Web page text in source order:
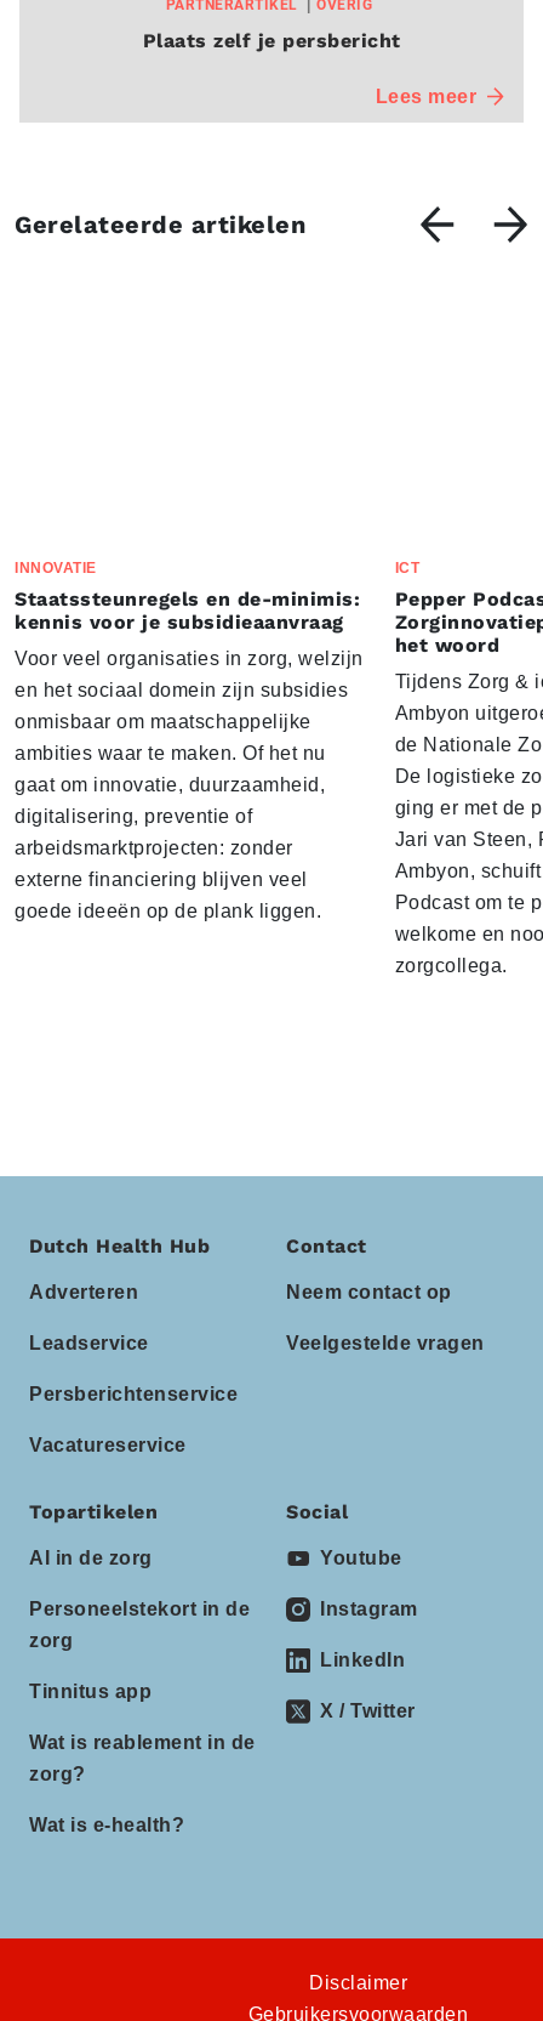
PARTNERARTIKEL OVERIG
Plaats zelf je persbericht
Lees meer
Gerelateerde artikelen
INNOVATIE
Staatssteunregels en de-minimis:
kennis voor je subsidieaanvraag
Voor veel organisaties in zorg, welzijn
en het sociaal domein zijn subsidies
onmisbaar om maatschappelijke
ambities waar te maken. Of het nu
gaat om innovatie, duurzaamheid,
digitalisering, preventie of
arbeidsmarktprojecten: zonder
externe financiering blijven veel
goede ideeën op de plank liggen.
ICT
Pepper
het woord
Tijdens Zorg &
Ambyon
de Nationale
De logistieke
ging er met de
Jari van Steen,
Ambyon,
Podcast om te
welkome en
zorgcollega.
Dutch Health Hub
Adverteren
Leadservice
Persberichtenservice
Vacatureservice
Contact
Neem contact op
Veelgestelde vragen
Topartikelen
AI in de zorg
Personeelstekort in de
zorg
Tinnitus app
Wat is reablement in de
zorg?
Wat is e-health?
Social
Youtube
Instagram
LinkedIn
X / Twitter
Disclaimer
Gebruikersvoorwaarden